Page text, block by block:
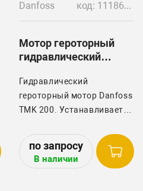
Danfoss код: 11186896
Мотор героторный
гидравлический
Гидравлический
героторный мотор Danfoss
TMK 200. Устанавливается
комбайны Holmer.
В наличии